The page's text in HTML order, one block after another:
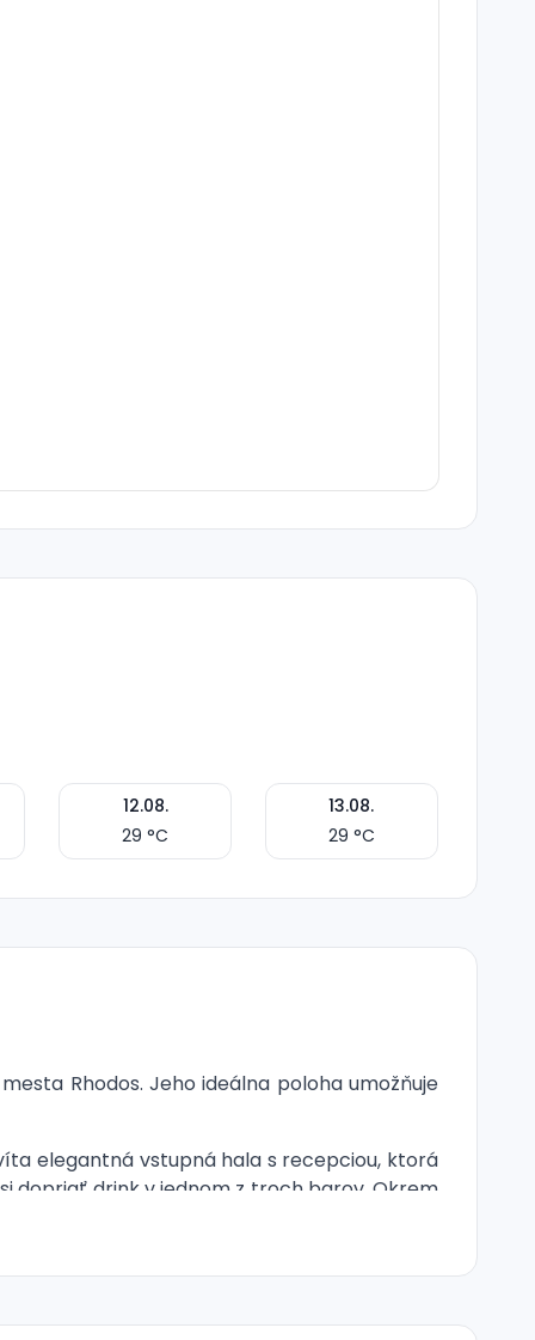
12.08.
29 °C
13.08.
29 °C
Rhodos. Jeho ideálna poloha umožňuje
elegantná vstupná hala s recepciou, ktorá
dopriať drink v jednom z troch barov. Okrem